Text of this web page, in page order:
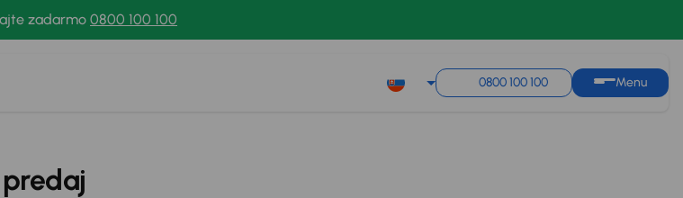
zadarmo 0800 100 100
0800 100 100 Menu